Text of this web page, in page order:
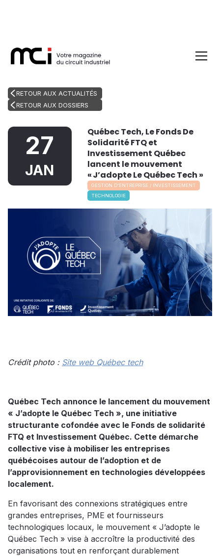
RETOUR AUX ACTUALITÉS
RETOUR AUX DOSSIERS
27
JAN
Québec Tech, Le Fonds De
Solidarité FTQ et
Investissement Québec
lancent le mouvement
« J’adopte Le Québec Tech »
TECHNOLOGIE
GESTION D'ENTREPRISE / INVESTISSEMENT
Crédit photo : Site web Québec tech
Québec Tech annonce le lancement du mouvement
« J’adopte le Québec Tech », une initiative
structurante cofondée avec le Fonds de solidarité
FTQ et Investissement Québec. Cette démarche
collective vise à mobiliser les entreprises
québécoises autour de l’adoption et de
l’approvisionnement en technologies développées
localement.
En favorisant des connexions stratégiques entre
grandes entreprises, PME et fournisseurs
technologiques locaux, le mouvement « J’adopte le
Québec Tech » vise à accroître la productivité des
organisations tout en renforçant durablement